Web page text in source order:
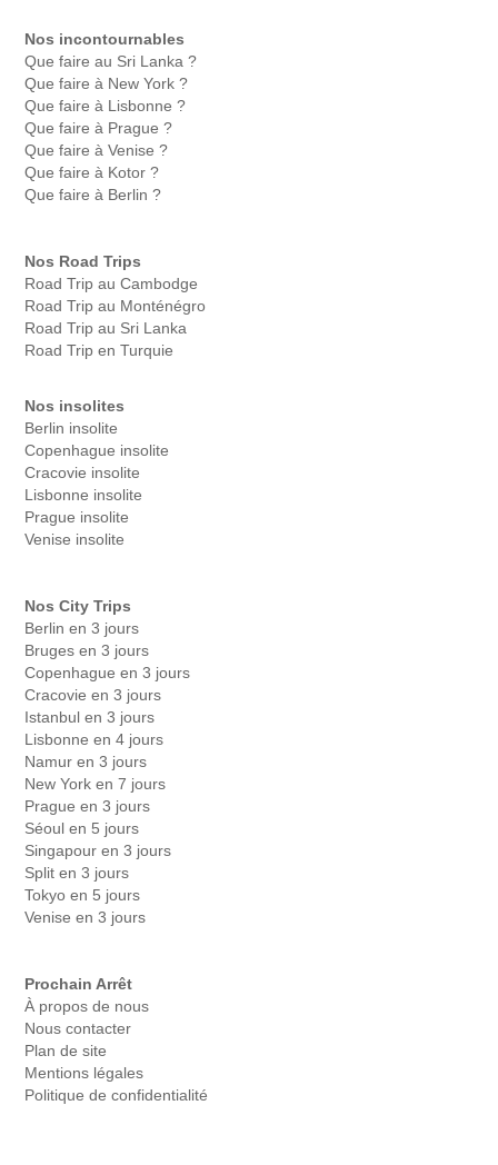
Nos incontournables
Que faire au Sri Lanka ?
Que faire à New York ?
Que faire à Lisbonne ?
Que faire à Prague ?
Que faire à Venise ?
Que faire à Kotor ?
Que faire à Berlin ?
Nos Road Trips
Road Trip au Cambodge
Road Trip au Monténégro
Road Trip au Sri Lanka
Road Trip en Turquie
Nos insolites
Berlin insolite
Copenhague insolite
Cracovie insolite
Lisbonne insolite
Prague insolite
Venise insolite
Nos City Trips
Berlin en 3 jours
Bruges en 3 jours
Copenhague en 3 jours
Cracovie en 3 jours
Istanbul en 3 jours
Lisbonne en 4 jours
Namur en 3 jours
New York en 7 jours
Prague en 3 jours
Séoul en 5 jours
Singapour en 3 jours
Split en 3 jours
Tokyo en 5 jours
Venise en 3 jours
Prochain Arrêt
À propos de nous
Nous contacter
Plan de site
Mentions légales
Politique de confidentialité